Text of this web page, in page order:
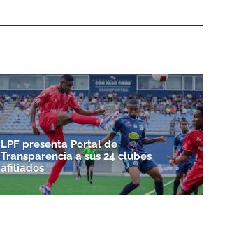
LPF presenta Portal de
Transparencia a sus 24 clubes
afiliados